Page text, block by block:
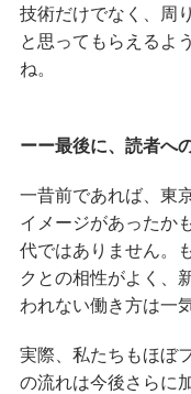
技術だけでなく、周
と思ってもらえるよ
ね。
ーー最後に、読者へ
一昔前であれば、東
イメージがあったか
代ではありません。
クとの相性がよく、
われない働き方は一
実際、私たちもほぼ
の流れは今後さらに